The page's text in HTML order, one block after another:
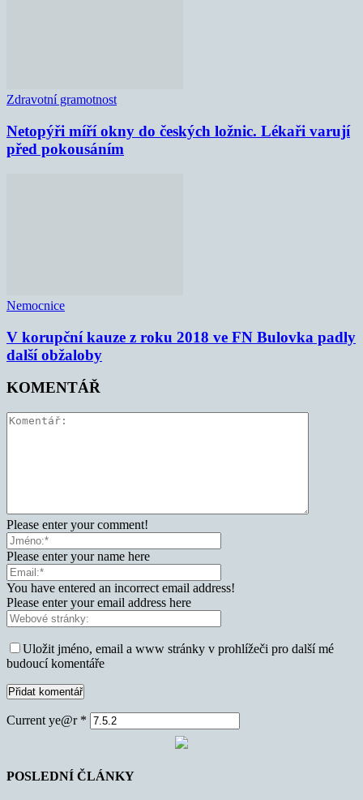
Zdravotní gramotnost
Netopýři míří okny do českých ložnic. Lékaři varují
před pokousáním
Nemocnice
V korupční kauze z roku 2018 ve FN Bulovka padly
další obžaloby
KOMENTÁŘ
Please enter your comment!
Please enter your name here
You have entered an incorrect email address!
Please enter your email address here
Uložit jméno, email a www stránky v prohlížeči pro další mé
budoucí komentáře
Current ye@r *
POSLEDNÍ ČLÁNKY